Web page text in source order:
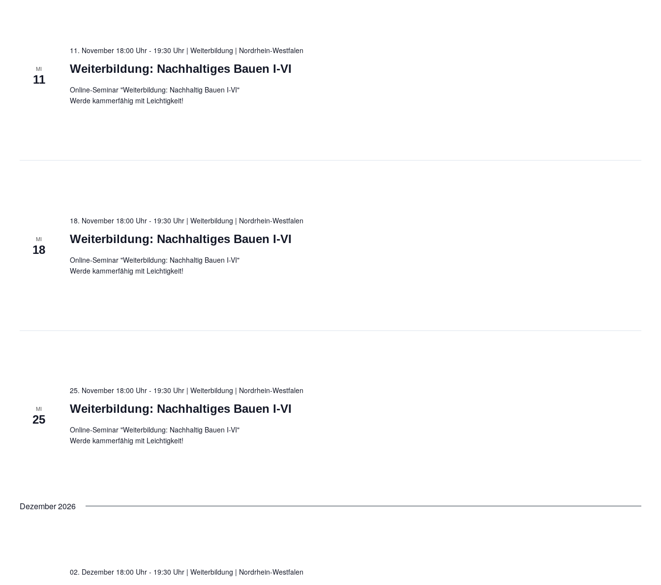
MI
11
11. November 18:00 Uhr - 19:30 Uhr | Weiterbildung | Nordrhein-Westfalen
Weiterbildung: Nachhaltiges Bauen I-VI
Online-Seminar "Weiterbildung: Nachhaltig Bauen I-VI"
Werde kammerfähig mit Leichtigkeit!
MI
18
18. November 18:00 Uhr - 19:30 Uhr | Weiterbildung | Nordrhein-Westfalen
Weiterbildung: Nachhaltiges Bauen I-VI
Online-Seminar "Weiterbildung: Nachhaltig Bauen I-VI"
Werde kammerfähig mit Leichtigkeit!
MI
25
25. November 18:00 Uhr - 19:30 Uhr | Weiterbildung | Nordrhein-Westfalen
Weiterbildung: Nachhaltiges Bauen I-VI
Online-Seminar "Weiterbildung: Nachhaltig Bauen I-VI"
Werde kammerfähig mit Leichtigkeit!
Dezember 2026
02. Dezember 18:00 Uhr - 19:30 Uhr | Weiterbildung | Nordrhein-Westfalen